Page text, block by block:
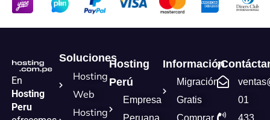
En
Hosting
Peru
Soluciones
Hosting
Web
Hosting
Hosting
Perú
Empresa
Información
Migración
Gratis
01